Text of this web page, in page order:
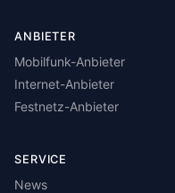
ANBIETER
Mobilfunk-Anbieter
Internet-Anbieter
Festnetz-Anbieter
SERVICE
News